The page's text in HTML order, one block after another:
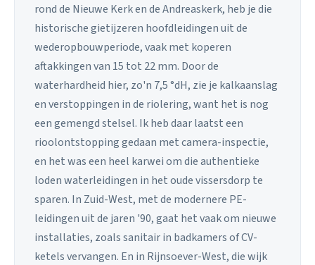
rond de Nieuwe Kerk en de Andreaskerk, heb je die
historische gietijzeren hoofdleidingen uit de
wederopbouwperiode, vaak met koperen
aftakkingen van 15 tot 22 mm. Door de
waterhardheid hier, zo'n 7,5 °dH, zie je kalkaanslag
en verstoppingen in de riolering, want het is nog
een gemengd stelsel. Ik heb daar laatst een
rioolontstopping gedaan met camera-inspectie,
en het was een heel karwei om die authentieke
loden waterleidingen in het oude vissersdorp te
sparen. In Zuid-West, met de modernere PE-
leidingen uit de jaren '90, gaat het vaak om nieuwe
installaties, zoals sanitair in badkamers of CV-
ketels vervangen. En in Rijnsoever-West, die wijk